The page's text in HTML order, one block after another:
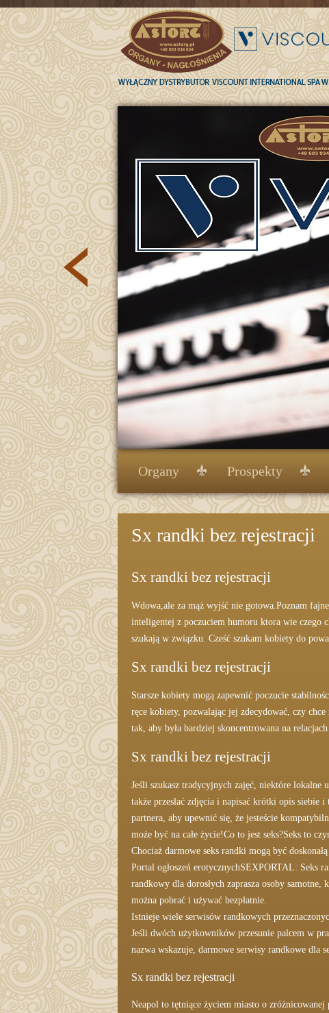
Organy Prospekty
Sx randki bez rejestracji
Sx randki bez rejestracji
Wdowa,ale za mąż wyjść nie gotowa.Poznam
inteligentej z poczuciem humoru ktora wie czego
szukają w związku. Cześć szukam kobiety do
Sx randki bez rejestracji
Starsze kobiety mogą zapewnić poczucie
ręce kobiety, pozwalając jej zdecydować, czy
tak, aby była bardziej skoncentrowana na
Sx randki bez rejestracji
Jeśli szukasz tradycyjnych zajęć, niektóre lokalne
także przesłać zdjęcia i napisać krótki opis siebie
partnera, aby upewnić się, że jesteście
może być na całe życie!Co to jest seks?Seks to
Chociaż darmowe seks randki mogą być
Portal ogłoszeń erotycznychSEXPORTAL: Seks
randkowy dla dorosłych zaprasza osoby
można pobrać i używać bezpłatnie.
Istnieje wiele serwisów randkowych
Jeśli dwóch użytkowników przesunie palcem w
nazwa wskazuje, darmowe serwisy randkowe dla
Sx randki bez rejestracji
Neapol to tętniące życiem miasto o